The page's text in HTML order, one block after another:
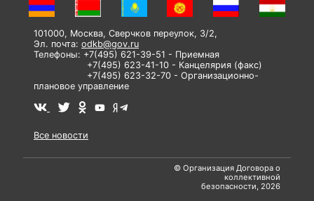
101000, Москва, Сверчков переулок, 3/2,
Эл. почта: odkb@gov.ru
Телефоны: +7(495) 621-39-51 - Приемная
+7(495) 623-41-10 - Канцелярия (факс)
+7(495) 623-32-70 - Организационно-
плановое управление
Все новости
© Организация Договора о
коллективной
безопасности, 2026